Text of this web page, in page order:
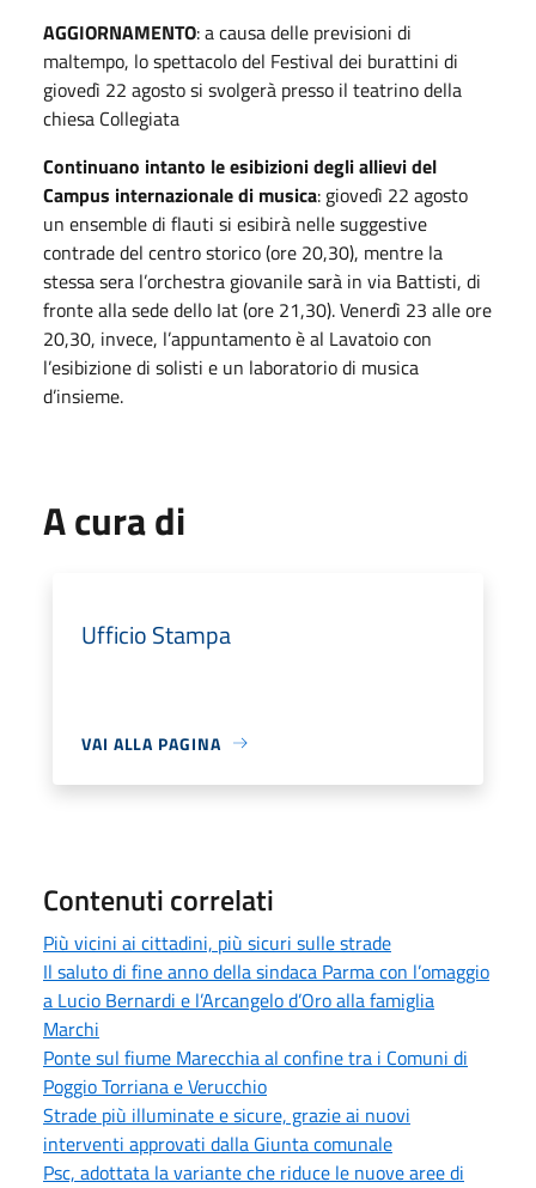
AGGIORNAMENTO: a causa delle previsioni di
maltempo, lo spettacolo del Festival dei burattini di
giovedì 22 agosto si svolgerà presso il teatrino della
chiesa Collegiata
Continuano intanto le esibizioni degli allievi del
Campus internazionale di musica: giovedì 22 agosto
un ensemble di flauti si esibirà nelle suggestive
contrade del centro storico (ore 20,30), mentre la
stessa sera l’orchestra giovanile sarà in via Battisti, di
fronte alla sede dello Iat (ore 21,30). Venerdì 23 alle ore
20,30, invece, l’appuntamento è al Lavatoio con
l’esibizione di solisti e un laboratorio di musica
d’insieme.
A cura di
Ufficio Stampa
VAI ALLA PAGINA
Contenuti correlati
Più vicini ai cittadini, più sicuri sulle strade
Il saluto di fine anno della sindaca Parma con l’omaggio
a Lucio Bernardi e l’Arcangelo d’Oro alla famiglia
Marchi
Ponte sul fiume Marecchia al confine tra i Comuni di
Poggio Torriana e Verucchio
Strade più illuminate e sicure, grazie ai nuovi
interventi approvati dalla Giunta comunale
Psc, adottata la variante che riduce le nuove aree di